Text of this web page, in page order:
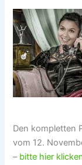
Den kompletten
vom 12.
– bitte hier